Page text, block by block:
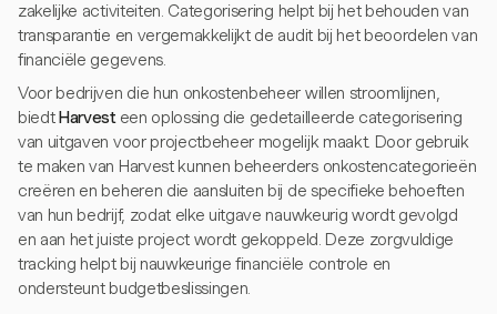
zakelijke activiteiten. Categorisering helpt bij het behouden van
transparantie en vergemakkelijkt de audit bij het beoordelen van
financiële gegevens.
Voor bedrijven die hun onkostenbeheer willen stroomlijnen,
biedtHarvesteen oplossing die gedetailleerde categorisering
van uitgaven voor projectbeheer mogelijk maakt. Door gebruik
te maken van Harvest kunnen beheerders onkostencategorieën
creëren en beheren die aansluiten bij de specifieke behoeften
van hun bedrijf, zodat elke uitgave nauwkeurig wordt gevolgd
en aan het juiste project wordt gekoppeld. Deze zorgvuldige
tracking helpt bij nauwkeurige financiële controle en
ondersteunt budgetbeslissingen.